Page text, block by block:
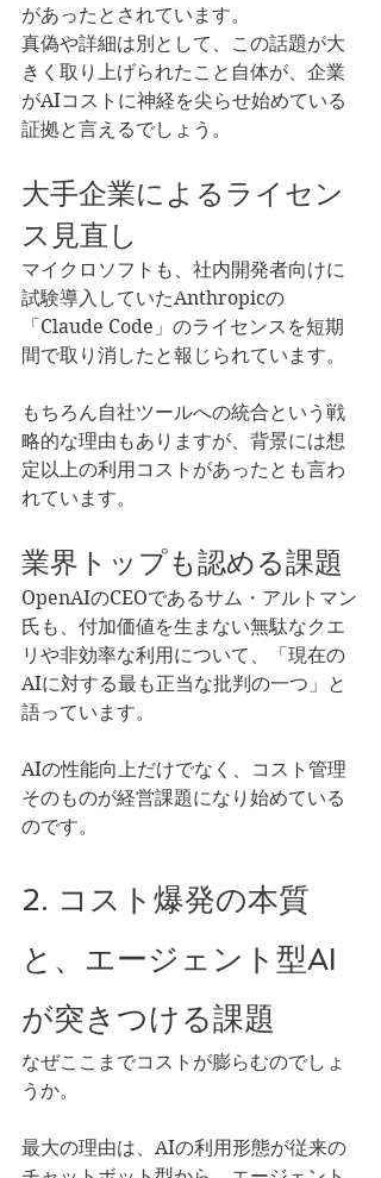
があったとされています。
真偽や詳細は別として、この話題が大
きく取り上げられたこと自体が、企業
がAIコストに神経を尖らせ始めている
証拠と言えるでしょう。
大手企業によるライセン
ス見直し
マイクロソフトも、社内開発者向けに
試験導入していたAnthropicの
「Claude Code」のライセンスを短期
間で取り消したと報じられています。
もちろん自社ツールへの統合という戦
略的な理由もありますが、背景には想
定以上の利用コストがあったとも言わ
れています。
業界トップも認める課題
OpenAIのCEOであるサム・アルトマン
氏も、付加価値を生まない無駄なクエ
リや非効率な利用について、「現在の
AIに対する最も正当な批判の一つ」と
語っています。
AIの性能向上だけでなく、コスト管理
そのものが経営課題になり始めている
のです。
2. コスト爆発の本質
と、エージェント型AI
が突きつける課題
なぜここまでコストが膨らむのでしょ
うか。
最大の理由は、AIの利用形態が従来の